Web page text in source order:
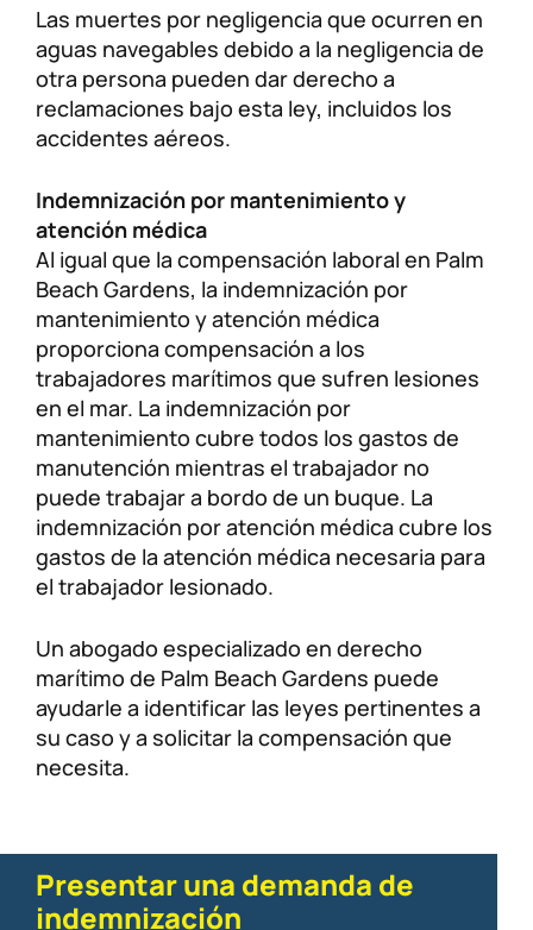
Las muertes por negligencia que ocurren en
aguas navegables debido a la negligencia de
otra persona pueden dar derecho a
reclamaciones bajo esta ley, incluidos los
accidentes aéreos.
Indemnización por mantenimiento y
atención médica
Al igual que la compensación laboral en Palm
Beach Gardens, la indemnización por
mantenimiento y atención médica
proporciona compensación a los
trabajadores marítimos que sufren lesiones
en el mar. La indemnización por
mantenimiento cubre todos los gastos de
manutención mientras el trabajador no
puede trabajar a bordo de un buque. La
indemnización por atención médica cubre los
gastos de la atención médica necesaria para
el trabajador lesionado.
Un abogado especializado en derecho
marítimo de Palm Beach Gardens puede
ayudarle a identificar las leyes pertinentes a
su caso y a solicitar la compensación que
necesita.
Presentar una demanda de
indemnización